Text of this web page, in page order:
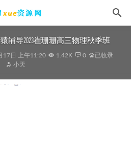
辅导2023崔珊珊高三物理秋季班
17日 上午11:20 1.42K 0
已收录
小天
础学到高手网课教程
学期春季班